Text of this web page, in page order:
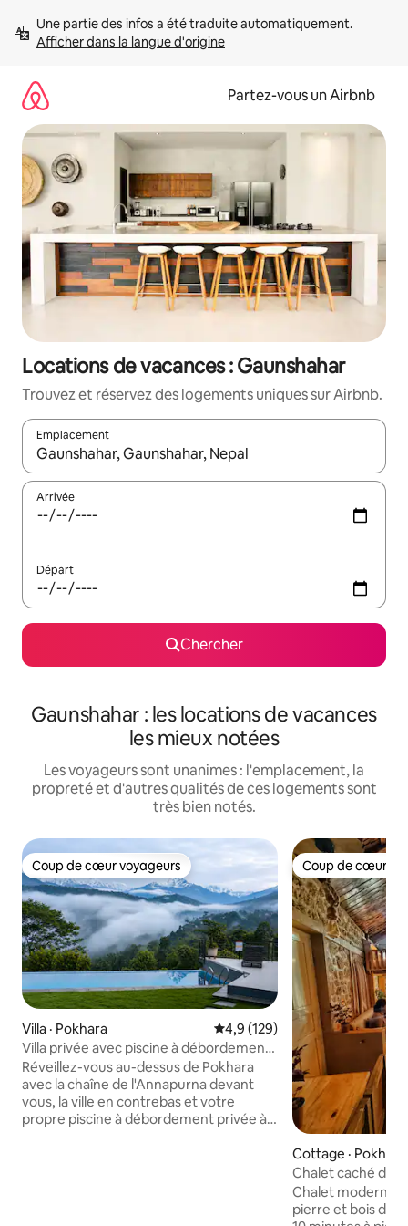
directement
Afficher dans la langue d'origine
Partez-vous un Airbnb
Locations de vacances : Gaunshahar
Trouvez et réservez des logements uniques sur Airbnb.
Emplacement
Quand les résultats sont affichés, parcourez-les en utilisant
Arrivée
Départ
Chercher
Gaunshahar : les locations de vacances
les mieux notées
Les voyageurs sont unanimes : l'emplacement, la
propreté et d'autres qualités de ces logements sont
très bien notés.
Coup de cœur voyageurs
Coup de cœur voyageurs
Villa · Pokhara Note moyenne de 4,9 sur 5,
4,9 (129)
Villa privée avec piscine à débordement
- Vue sur la montagne et le lac
Réveillez-vous au-dessus de Pokhara
avec la chaîne de l'Annapurna devant
vous, la ville en contrebas et votre
propre piscine à débordement privée à
Coup de cœur
Coup de cœur
Cottage · Pokhara
Chalet caché
Chalet moderne,
pierre et bois